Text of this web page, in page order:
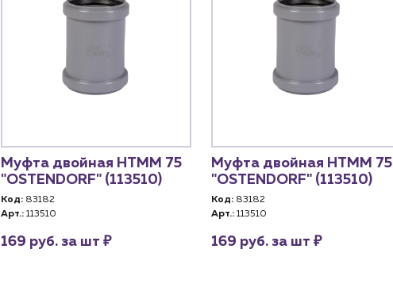
Муфта двойная HTMM 75
"OSTENDORF" (113510)
Код: 83182
Арт.: 113510
169 руб. за шт ₽
Муфта двойная HTMM 75
"OSTENDORF" (113510)
Код: 83182
Арт.: 113510
169 руб. за шт ₽